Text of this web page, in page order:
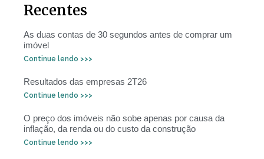
Recentes
As duas contas de 30 segundos antes de comprar um
imóvel
Continue lendo >>>
Resultados das empresas 2T26
Continue lendo >>>
O preço dos imóveis não sobe apenas por causa da
inflação, da renda ou do custo da construção
Continue lendo >>>